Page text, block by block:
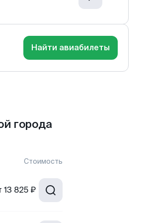
Найти авиабилеты
города
Стоимость
13 825 ₽